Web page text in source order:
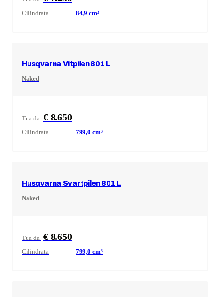
Cilindrata 84,9 cm³
HusqvarnaVitpilen 801 L
Naked
Tua da € 8.650
Cilindrata 799,0 cm³
Husqvarna Svartpilen 801 L
Naked
Tua da € 8.650
Cilindrata 799,0 cm³